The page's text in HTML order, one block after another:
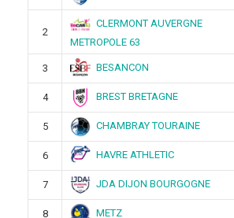
2
CLERMONT AUVERGNE
METROPOLE 63
3 BESANCON
4 BREST BRETAGNE
5 CHAMBRAY TOURAINE
6 HAVRE ATHLETIC
7 JDA DIJON BOURGOGNE
8 METZ